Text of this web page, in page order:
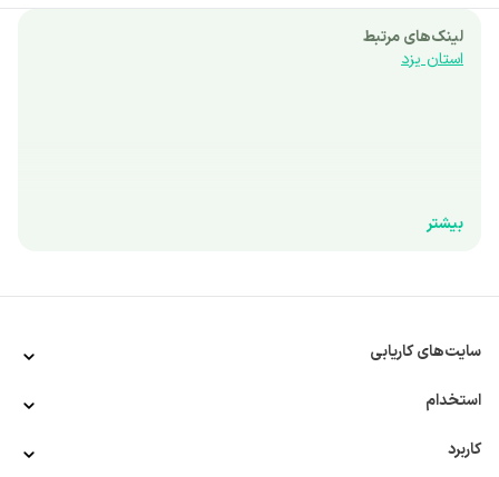
لینک‌های مرتبط
استان یزد
بیشتر
سایت‌های کاریابی
استخدام
کاربرد